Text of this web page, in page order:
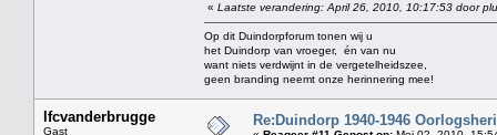
« Laatste verandering: April 26, 2010, 10:17:53 door
Op dit Duindorpforum tonen wij u
het Duindorp van vroeger, én van nu
want niets verdwijnt in de vergetelheidszee,
geen branding neemt onze herinnering mee!
lfcvanderbrugge
Gast
Re:Duindorp 1940-1946